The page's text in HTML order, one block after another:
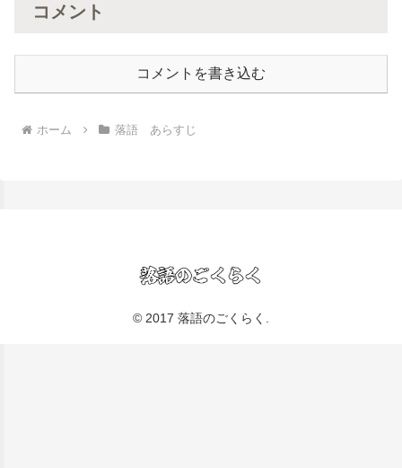
コメント
コメントを書き込む
ホーム 落語 あらすじ
© 2017 落語のごくらく.